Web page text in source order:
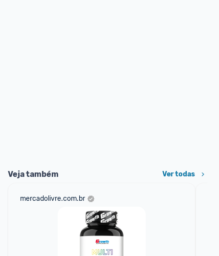
Veja também Ver todas
mercadolivre.com.br